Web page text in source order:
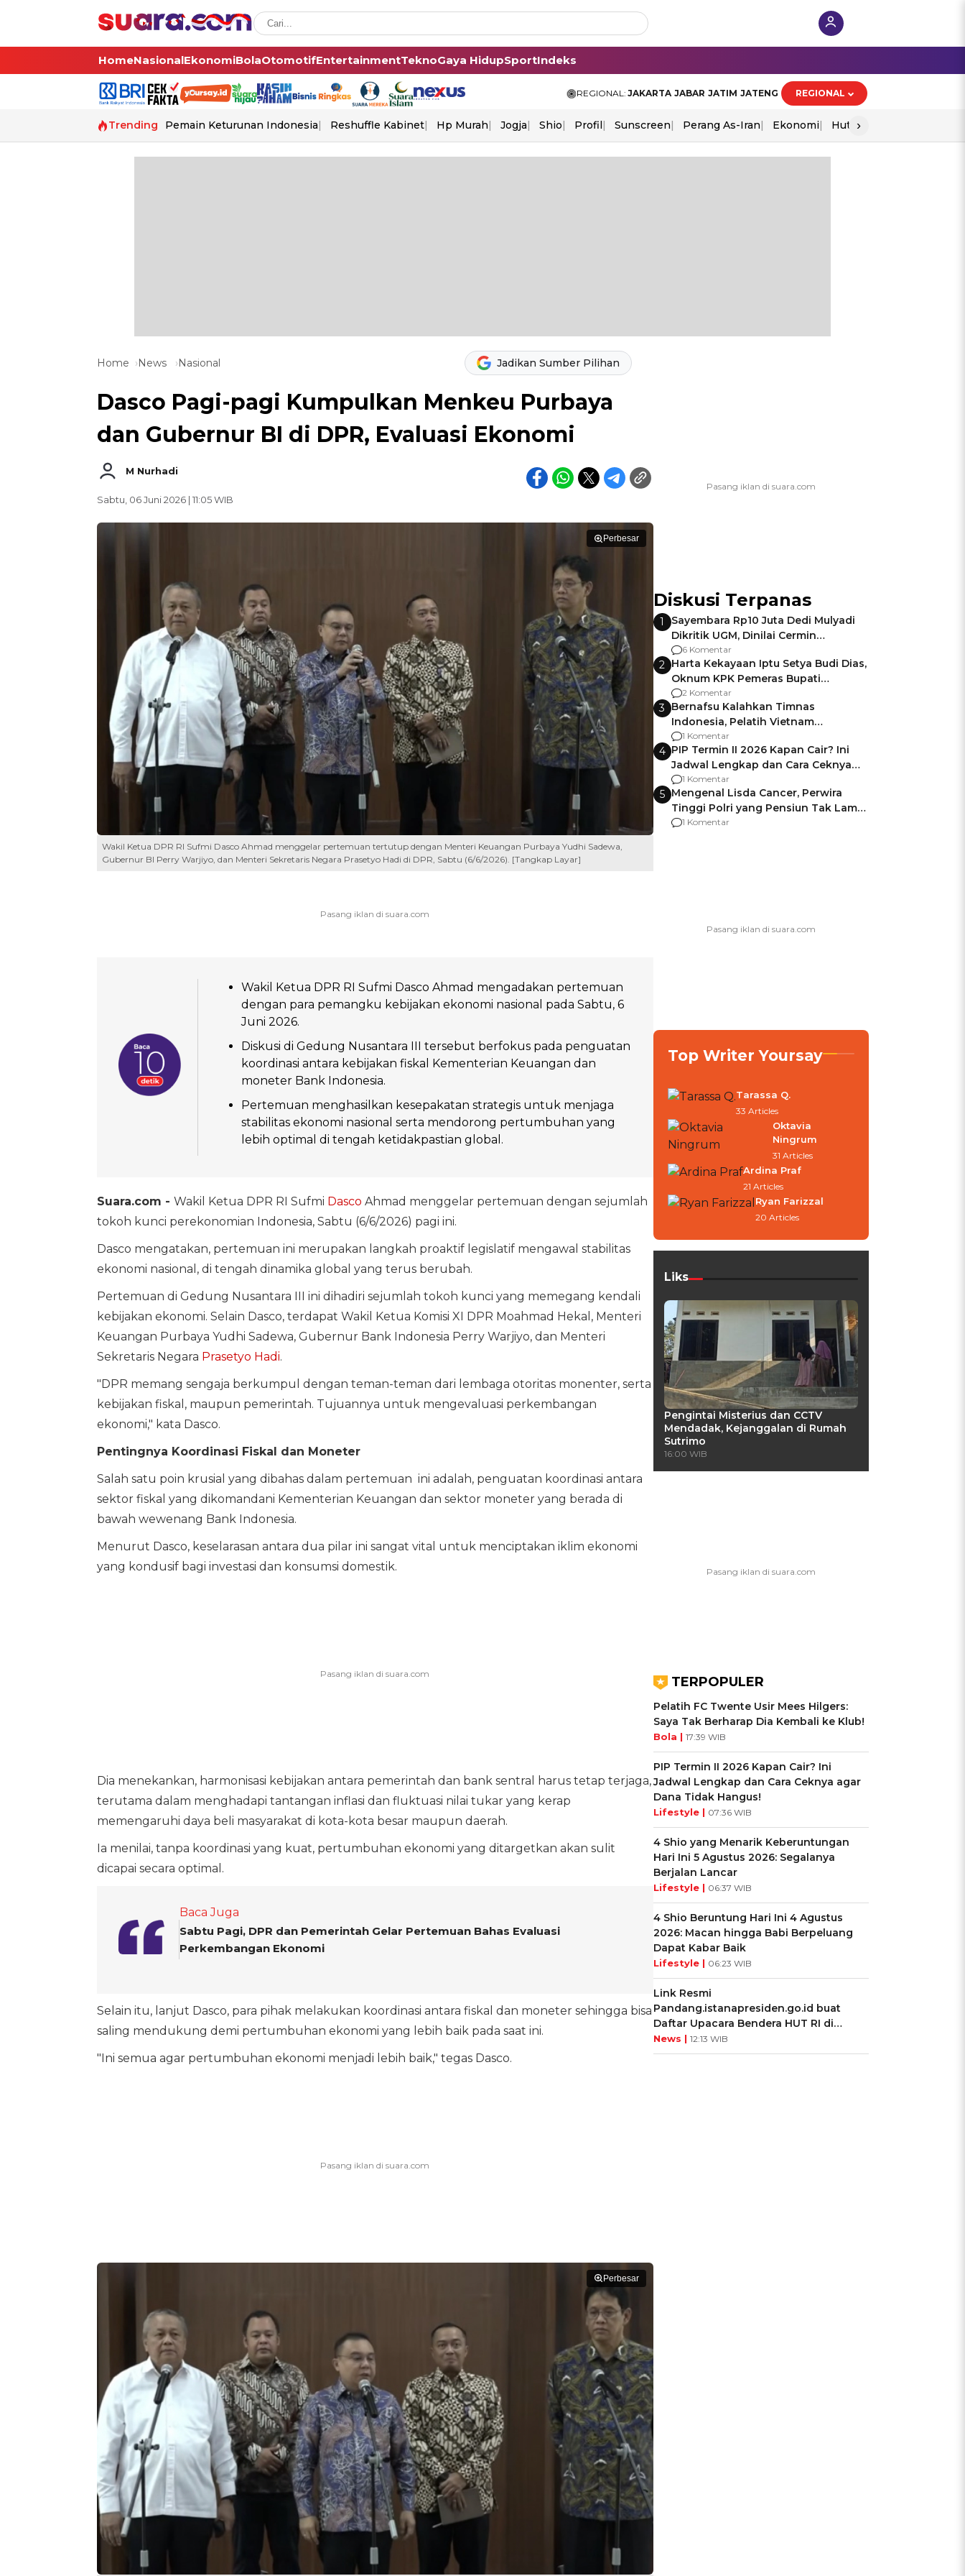
HomeNasionalEkonomiBolaOtomotifEntertainmentTeknoGaya HidupSportIndeks
REGIONAL: JAKARTA JABAR JATIM JATENG REGIONAL
Trending Pemain Keturunan Indonesia Reshuffle Kabinet Hp Murah Jogja Shio Profil Sunscreen Perang As-Iran Ekonomi Hut Ri
›
Home News Nasional Jadikan Sumber Pilihan
Dasco Pagi-pagi Kumpulkan Menkeu Purbaya
dan Gubernur BI di DPR, Evaluasi Ekonomi
M Nurhadi
Sabtu, 06 Juni 2026 | 11:05 WIB
Perbesar
Wakil Ketua DPR RI Sufmi Dasco Ahmad menggelar pertemuan tertutup dengan Menteri Keuangan Purbaya Yudhi Sadewa,
Gubernur BI Perry Warjiyo, dan Menteri Sekretaris Negara Prasetyo Hadi di DPR, Sabtu (6/6/2026). [Tangkap Layar]
Wakil Ketua DPR RI Sufmi Dasco Ahmad mengadakan pertemuan
dengan para pemangku kebijakan ekonomi nasional pada Sabtu, 6
Juni 2026.
Diskusi di Gedung Nusantara III tersebut berfokus pada penguatan
koordinasi antara kebijakan fiskal Kementerian Keuangan dan
moneter Bank Indonesia.
Pertemuan menghasilkan kesepakatan strategis untuk menjaga
stabilitas ekonomi nasional serta mendorong pertumbuhan yang
lebih optimal di tengah ketidakpastian global.
Suara.com - Wakil Ketua DPR RI Sufmi Dasco Ahmad menggelar pertemuan dengan sejumlah
tokoh kunci perekonomian Indonesia, Sabtu (6/6/2026) pagi ini.
Dasco mengatakan, pertemuan ini merupakan langkah proaktif legislatif mengawal stabilitas
ekonomi nasional, di tengah dinamika global yang terus berubah.
Pertemuan di Gedung Nusantara III ini dihadiri sejumlah tokoh kunci yang memegang kendali
kebijakan ekonomi. Selain Dasco, terdapat Wakil Ketua Komisi XI DPR Moahmad Hekal, Menteri
Keuangan Purbaya Yudhi Sadewa, Gubernur Bank Indonesia Perry Warjiyo, dan Menteri
Sekretaris Negara Prasetyo Hadi.
"DPR memang sengaja berkumpul dengan teman-teman dari lembaga otoritas monenter, serta
kebijakan fiskal, maupun pemerintah. Tujuannya untuk mengevaluasi perkembangan
ekonomi," kata Dasco.
Pentingnya Koordinasi Fiskal dan Moneter
Salah satu poin krusial yang dibahas dalam pertemuan ini adalah, penguatan koordinasi antara
sektor fiskal yang dikomandani Kementerian Keuangan dan sektor moneter yang berada di
bawah wewenang Bank Indonesia.
Menurut Dasco, keselarasan antara dua pilar ini sangat vital untuk menciptakan iklim ekonomi
yang kondusif bagi investasi dan konsumsi domestik.
Dia menekankan, harmonisasi kebijakan antara pemerintah dan bank sentral harus tetap terjaga,
terutama dalam menghadapi tantangan inflasi dan fluktuasi nilai tukar yang kerap
memengaruhi daya beli masyarakat di kota-kota besar maupun daerah.
Ia menilai, tanpa koordinasi yang kuat, pertumbuhan ekonomi yang ditargetkan akan sulit
dicapai secara optimal.
Baca Juga
Sabtu Pagi, DPR dan Pemerintah Gelar Pertemuan Bahas Evaluasi
Perkembangan Ekonomi
Selain itu, lanjut Dasco, para pihak melakukan koordinasi antara fiskal dan moneter sehingga bisa
saling mendukung demi pertumbuhan ekonomi yang lebih baik pada saat ini.
"Ini semua agar pertumbuhan ekonomi menjadi lebih baik," tegas Dasco.
Perbesar
Diskusi Terpanas
1
Sayembara Rp10 Juta Dedi Mulyadi
Dikritik UGM, Dinilai Cermin
Gagalnya Negara Jamin Keamanan
6 Komentar
2 Harta Kekayaan Iptu Setya Budi Dias,
Oknum KPK Pemeras Bupati
Pemalang
2 Komentar
3 Bernafsu Kalahkan Timnas
Indonesia, Pelatih Vietnam
Berencana Pakai Jimat di Pakansari
1 Komentar
4 PIP Termin II 2026 Kapan Cair? Ini
Jadwal Lengkap dan Cara Ceknya
agar Dana Tidak Hangus!
1 Komentar
5 Mengenal Lisda Cancer, Perwira
Tinggi Polri yang Pensiun Tak Lama
Usai Jadi Brigjen
1 Komentar
Top Writer Yoursay
Tarassa Q.
33 Articles
Oktavia
Ningrum
31 Articles
Ardina Praf
21 Articles
Ryan Farizzal
20 Articles
Liks
Pengintai Misterius dan CCTV
Mendadak, Kejanggalan di Rumah
Sutrimo
16:00 WIB
TERPOPULER
Pelatih FC Twente Usir Mees Hilgers:
Saya Tak Berharap Dia Kembali ke Klub!
Bola | 17:39 WIB
PIP Termin II 2026 Kapan Cair? Ini
Jadwal Lengkap dan Cara Ceknya agar
Dana Tidak Hangus!
Lifestyle | 07:36 WIB
4 Shio yang Menarik Keberuntungan
Hari Ini 5 Agustus 2026: Segalanya
Berjalan Lancar
Lifestyle | 06:37 WIB
4 Shio Beruntung Hari Ini 4 Agustus
2026: Macan hingga Babi Berpeluang
Dapat Kabar Baik
Lifestyle | 06:23 WIB
Link Resmi
Pandang.istanapresiden.go.id buat
Daftar Upacara Bendera HUT RI di
Istana Negara
News | 12:13 WIB